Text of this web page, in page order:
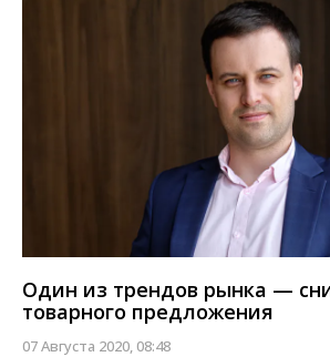
Один из трендов рынка —
товарного предложения
07 Августа 2020, 08:48